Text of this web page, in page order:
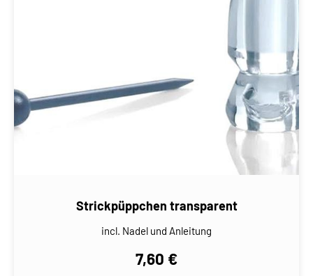
Strickpüppchen transparent
incl. Nadel und Anleitung
7,60 €